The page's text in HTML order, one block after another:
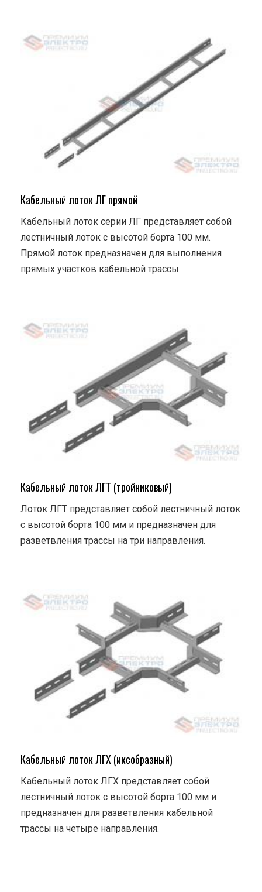
Кабельный лоток ЛГ прямой
Кабельный лоток серии ЛГ представляет собой
лестничный лоток с высотой борта 100 мм.
Прямой лоток предназначен для выполнения
прямых участков кабельной трассы.
Кабельный лоток ЛГТ (тройниковый)
Лоток ЛГТ представляет собой лестничный лоток
с высотой борта 100 мм и предназначен для
разветвления трассы на три направления.
Кабельный лоток ЛГХ (иксобразный)
Кабельный лоток ЛГХ представляет собой
лестничный лоток с высотой борта 100 мм и
предназначен для разветвления кабельной
трассы на четыре направления.